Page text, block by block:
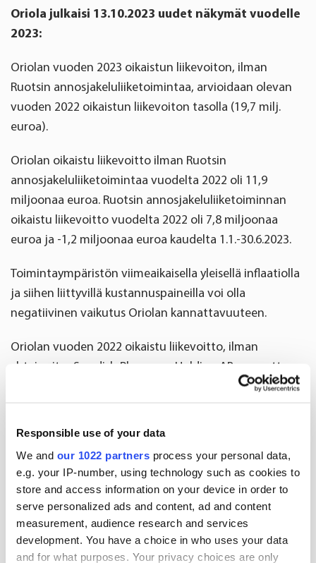
Responsible use of your data
We and our 1022 partners process your personal data,
e.g. your IP-number, using technology such as cookies to
store and access information on your device in order to
serve personalized ads and content, ad and content
measurement, audience research and services
development. You have a choice in who uses your data
and for what purposes. Your privacy choices are only
Oriola julkaisi 13.10.2023 uudet näkymät vuodelle
2023:
Oriolan vuoden 2023 oikaistun liikevoiton, ilman
Ruotsin annosjakeluliiketoimintaa, arvioidaan olevan
vuoden 2022 oikaistun liikevoiton tasolla (19,7 milj.
euroa).
Oriolan oikaistu liikevoitto ilman Ruotsin
annosjakeluliiketoimintaa vuodelta 2022 oli 11,9
miljoonaa euroa. Ruotsin annosjakeluliiketoiminnan
oikaistu liikevoitto vuodelta 2022 oli 7,8 miljoonaa
euroa ja -1,2 miljoonaa euroa kaudelta 1.1.-30.6.2023.
Toimintaympäristön viimeaikaisella yleisellä inflaatiolla
ja siihen liittyvillä kustannuspaineilla voi olla
negatiivinen vaikutus Oriolan kannattavuuteen.
Oriolan vuoden 2022 oikaistu liikevoitto, ilman
yhteisyritys Swedish Pharmacy Holding AB:n osuutta,
Myynnin vakaa kehitys jatkui kolmannella
vuosineljänneksellä. Vertailukelpoisin valuuttakurssein
laskettuna Oriolan liikevaihto oli 376,5 miljoonaa
euroa, mikä on viime vuoden tasolla.
Ydinliiketoimintamme eli lääkkeiden jakeluliiketoiminta
kehittyi hyvin erityisesti Ruotsissa. Tämä kompensoi